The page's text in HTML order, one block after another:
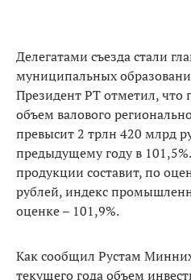
Делегатами съезда стали
муниципальных
Президент РТ отметил, что
объем валового
превысит 2 трлн 420 млрд
предыдущему году в
продукции составит, по
рублей, индекс
оценке – 101,9%.
Как сообщил Рустам
текущего года объем